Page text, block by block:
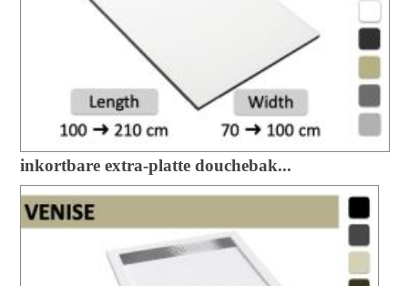
inkortbare extra-platte douchebak...